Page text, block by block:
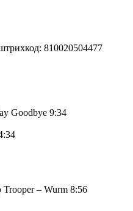
810020504477
Goodbye 9:34
Trooper – Wurm 8:56